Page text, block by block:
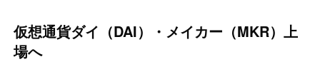
仮想通貨ダイ（DAI）・メイカー（MKR）上
場へ